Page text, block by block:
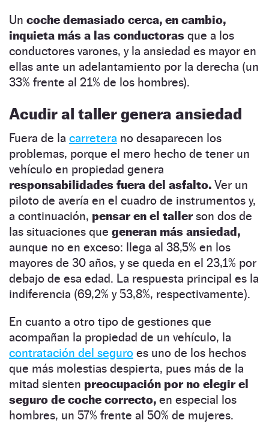
Un coche demasiado cerca, en cambio,
inquieta más a las conductoras que a los
conductores varones, y la ansiedad es mayor en
ellas ante un adelantamiento por la derecha (un
33% frente al 21% de los hombres).
Acudir al taller genera ansiedad
Fuera de la carretera no desaparecen los
problemas, porque el mero hecho de tener un
vehículo en propiedad genera
responsabilidades fuera del asfalto. Ver un
piloto de avería en el cuadro de instrumentos y,
a continuación, pensar en el tallerson dos de
las situaciones que generan más ansiedad,
aunque no en exceso: llega al 38,5% en los
mayores de 30 años, y se queda en el 23,1% por
debajo de esa edad. La respuesta principal es la
indiferencia (69,2% y 53,8%, respectivamente).
En cuanto a otro tipo de gestiones que
acompañan la propiedad de un vehículo, la
contratación del seguro es uno de los hechos
que más molestias despierta, pues más de la
mitad sienten preocupación por no elegir el
seguro de coche correcto, en especial los
hombres, un 57% frente al 50% de mujeres.